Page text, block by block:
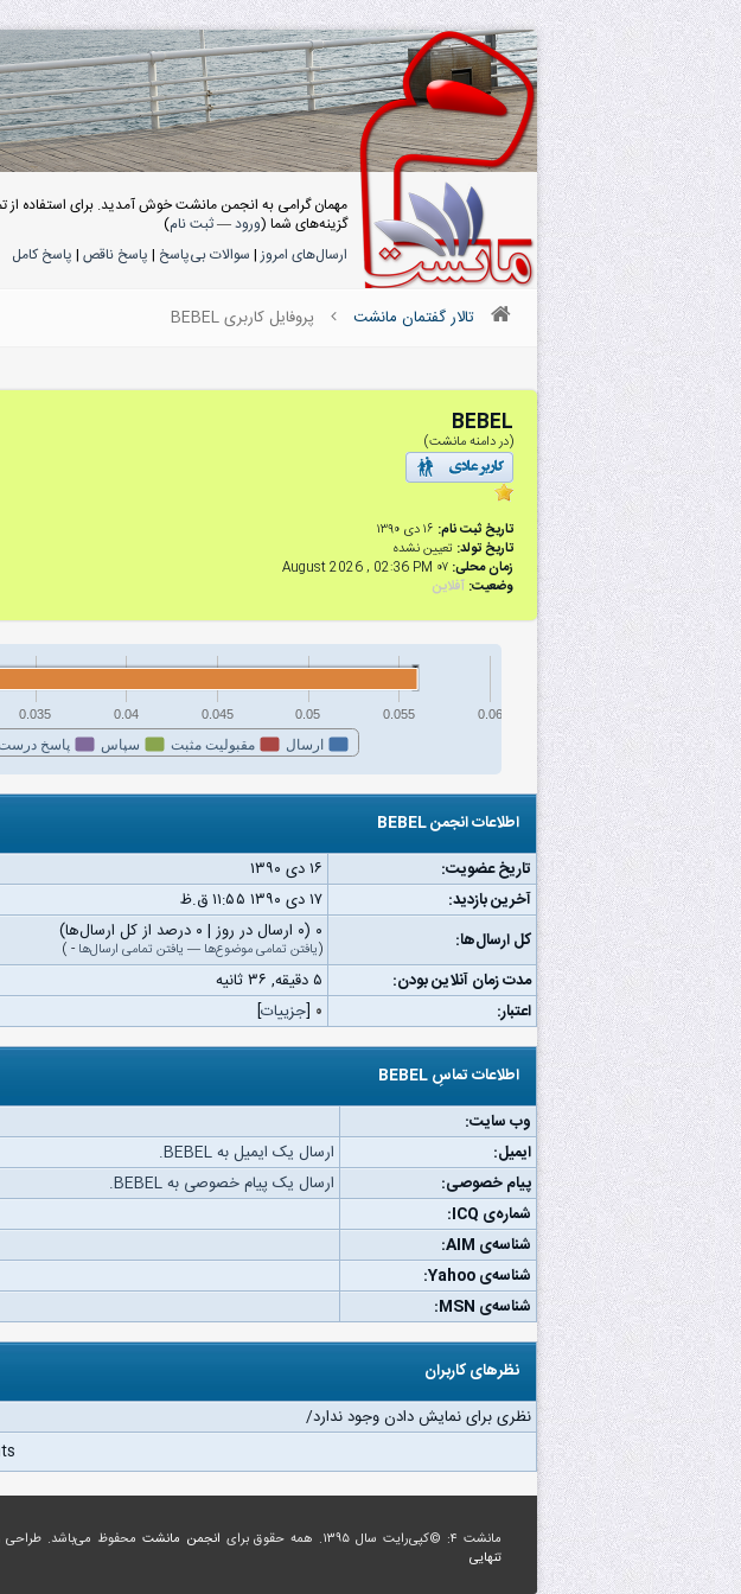
مهمان گرامی به انجمن مانشت خوش آمدید. برای استفاده از
گزینه‌های شما (ورود—ثبت نام)
ارسال‌های امروز| سوالات بی‌پاسخ | پاسخ ناقص | پاسخ کامل
تالار گفتمان مانشت پروفایل کاربری BEBEL
BEBEL
(در دامنه مانشت)
تاریخ ثبت نام: ۱۶ دى ۱۳۹۰
تاریخ تولد: تعیین نشده
زمان محلی: ۰۷ August 2026 , 02:36 PM
وضعیت: آفلاین
ارسال مقبولیت مثبت سپاس پاسخ
0.035 0.04 0.045 0.05 0.055 0.06
اطلاعات انجمن BEBEL
تاریخ عضویت:
۱۶ دى ۱۳۹۰
آخرین بازدید:
۱۷ دى ۱۳۹۰ ۱۱:۵۵ ق.ظ
کل ارسال‌ها:
۰ (۰ ارسال در روز | ۰ درصد از کل ارسال‌ها)
(یافتن تمامی موضوع‌ها — یافتن تمامی ارسال‌ها -
)
مدت زمان آنلاین بودن:
۵ دقیقه, ۳۶ ثانیه
اعتبار:
۰ [جزییات]
اطلاعات تماسِ BEBEL
وب‌ سایت:
ایمیل:
ارسال یک ایمیل به BEBEL.
پیام خصوصی:
ارسال یک پیام خصوصی به BEBEL.
شماره‌ی ICQ:
شناسه‌ی AIM:
شناسه‌ی Yahoo:
شناسه‌ی MSN:
نظرهای کاربران
نظری برای نمایش دادن وجود ندارد/
مانشت ۴: ©کپی‌رایت سال ۱۳۹۵. همه حقوق برای انجمن مانشت محفوظ می‌باشد. طراحی
تنهایی